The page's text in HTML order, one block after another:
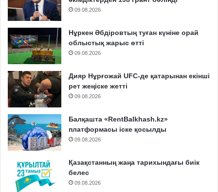
09.08.2026
Нұркен Әбдіровтың туған күніне орай
облыстық жарыс өтті
09.08.2026
Дияр Нұрғожай UFC-де қатарынан екінші
рет жеңіске жетті
09.08.2026
Балқашта «RentBalkhash.kz»
платформасы іске қосылды
09.08.2026
Қазақстанның жаңа тарихындағы биік
белес
09.08.2026